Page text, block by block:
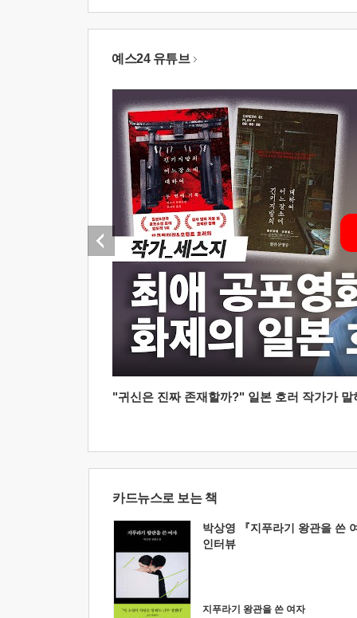
예스24 유튜브
"귀신은 진짜 존재할까?" 일본 호러 작가가
카드뉴스로 보는 책
박상영 『지푸라기 왕관을 쓴
인터뷰
지푸라기 왕관을 쓴 여자